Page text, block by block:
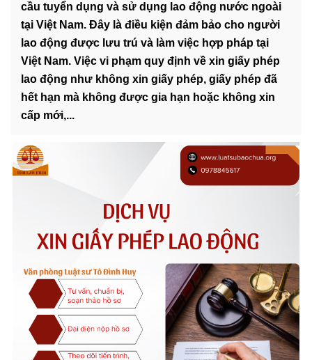
LIÊN
HỆ
cầu tuyển dụng và sử dụng lao động nước ngoài
tại Việt Nam. Đây là điều kiện đảm bảo cho người
lao động được lưu trú và làm việc hợp pháp tại
Việt Nam. Việc vi phạm quy định về xin giấy phép
lao động như không xin giấy phép, giấy phép đã
hết hạn mà không được gia hạn hoặc không xin
cấp mới,...